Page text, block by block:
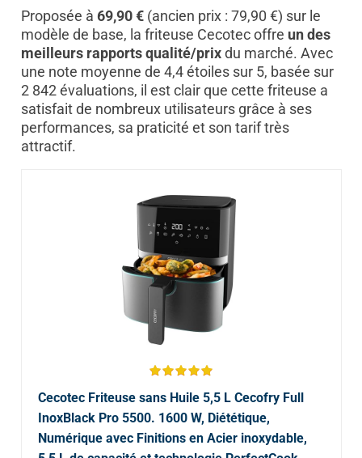
Proposée à 69,90 € (ancien prix : 79,90 €) sur le
modèle de base, la friteuse Cecotec offre un des
meilleurs rapports qualité/prixdu marché. Avec
une note moyenne de 4,4 étoiles sur 5, basée sur
2 842 évaluations, il est clair que cette friteuse a
satisfait de nombreux utilisateurs grâce à ses
performances, sa praticité et son tarif très
attractif.
Cecotec Friteuse sans Huile 5,5 L Cecofry Full
InoxBlack Pro 5500. 1600 W, Diététique,
Numérique avec Finitions en Acier inoxydable,